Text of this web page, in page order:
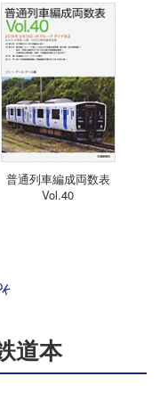
普通列車編成両数表
Vol.40
道本